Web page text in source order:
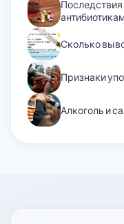
Сколько
Признаки
Алкоголь и